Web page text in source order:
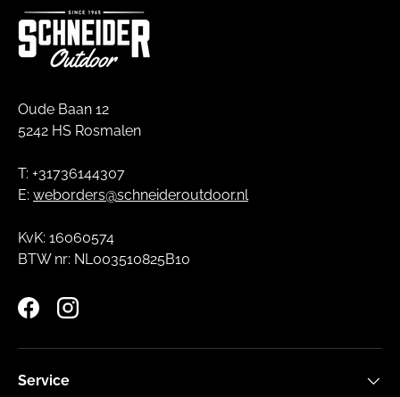
Oude Baan 12
5242 HS Rosmalen
T: +31736144307
E: weborders@schneideroutdoor.nl
KvK: 16060574
BTW nr: NL003510825B10
FacebookInstagram
Service